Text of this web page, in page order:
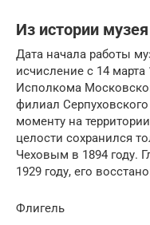
Из истории музея
Дата начала работы
исчисление с 14
Исполкома
филиал
моменту на
целости сохранился
Чеховым в 1894 году.
1929 году, его
Флигель